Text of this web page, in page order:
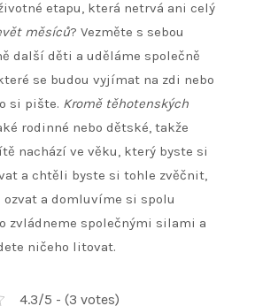
etapu, která netrvá ani celý
měsíců? Vezměte s sebou
další děti a uděláme společně
se budou vyjímat na zdi nebo
si pište. Kromě těhotenských
rodinné nebo dětské, takže
nachází ve věku, který byste si
a chtěli byste si tohle zvěčnit,
a domluvíme si spolu
zvládneme společnými silami a
ničeho litovat.
4.3/5 - (3 votes)